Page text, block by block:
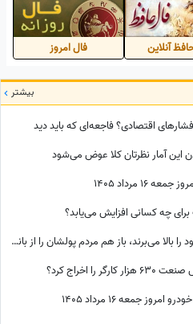
آنلاین فال امروز
بیشتر
اقتصادی؟ فاجعه‌ای که باید دید
مرداد 1405
برای چه کسانی افزایش می‌یابد؟
تله خطرناک سود بانکی؛ چرا هرچه سود را بالا می‌برند، باز هم مردم پولشان را از بانکها برمی‌دارند؟
اخراج کرد؟
جمعه 16 مرداد 1405